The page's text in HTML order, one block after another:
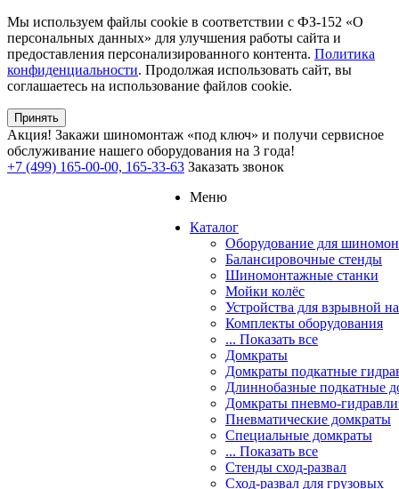
Мы используем файлы cookie в соответствии с ФЗ-152 «О
персональных данных» для улучшения работы сайта и
предоставления персонализированного контента. Политика
конфиденциальности. Продолжая использовать сайт, вы
соглашаетесь на использование файлов cookie.
Принять
Акция! Закажи шиномонтаж «под ключ» и получи сервисное
обслуживание нашего оборудования на 3 года!
+7 (499) 165-00-00, 165-33-63 Заказать звонок
Меню
Каталог
Оборудование для
Балансировочные стенды
Шиномонтажные станки
Мойки колёс
Устройства для взрывной
Комплекты оборудования
... Показать все
Домкраты
Домкраты подкатные
Длиннобазные подкатные
Домкраты пневмо-
Пневматические домкраты
Специальные домкраты
... Показать все
Стенды сход-развал
Сход-развал для грузовых